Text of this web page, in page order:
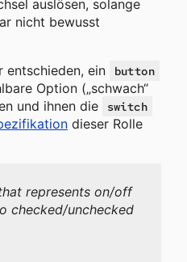
auslösen, solange
nicht bewusst
entschieden, ein
button
Option („schwach“
und ihnen die
switch
dieser Rolle
represents on/off
checked/unchecked